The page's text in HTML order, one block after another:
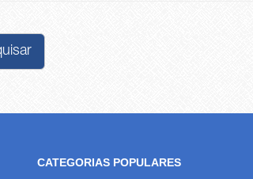
CATEGORIAS POPULARES